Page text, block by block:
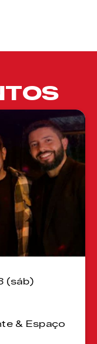
(sáb)
& Espaço